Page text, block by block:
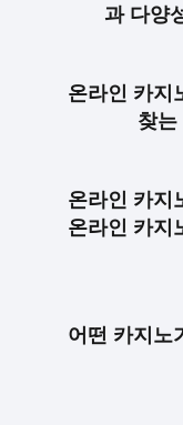
과 다양
온라인 카지
찾
온라인 카지
온라인 카지
어떤 카지노